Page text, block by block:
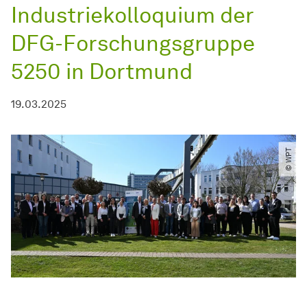
Industriekolloquium der
DFG-For­schungs­gruppe
5250 in Dortmund
19.03.2025
© WPT